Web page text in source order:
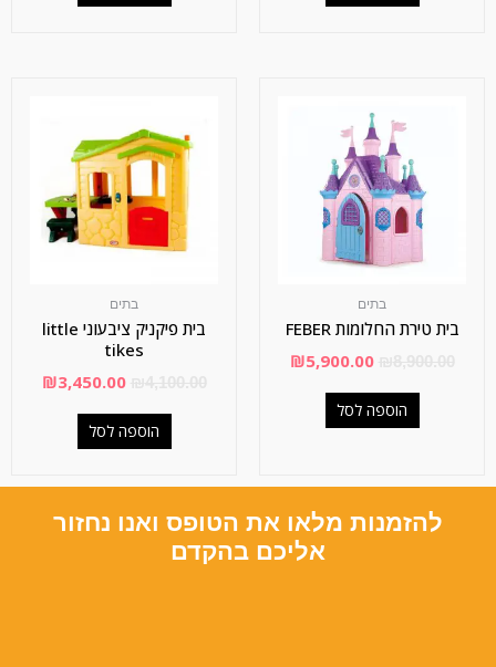
בתים
בית פיקניק ציבעוני little
tikes
₪3,450.00
הוספה לסל
בתים
בית טירת החלומות FEBER
₪5,900.00
הוספה לסל
להזמנות מלאו את הטופס ואנו נחזור
אליכם בהקדם